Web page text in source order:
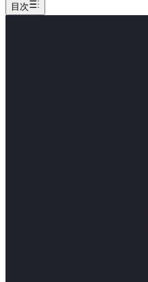
目次